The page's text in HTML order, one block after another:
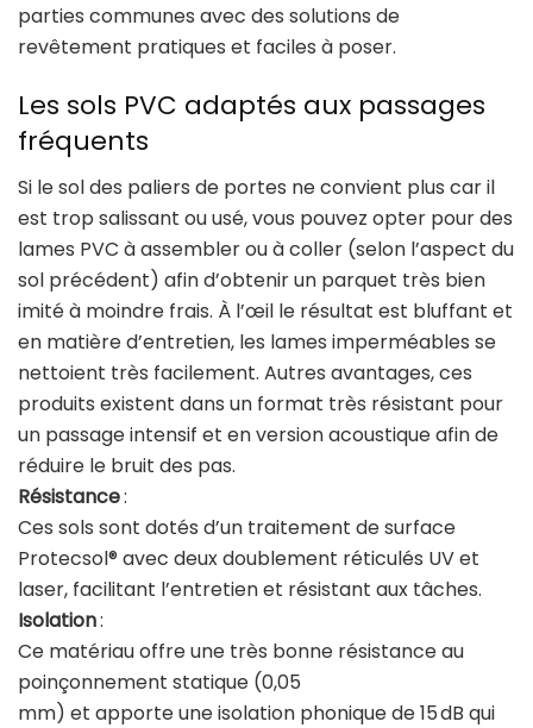
parties communes avec des solutions de
revêtement pratiques et faciles à poser.
Les sols PVC adaptés aux passages
fréquents
Si le sol des paliers de portes ne convient plus car il
est trop salissant ou usé, vous pouvez opter pour des
lames PVC à assembler ou à coller (selon l’aspect du
sol précédent) afin d’obtenir un parquet très bien
imité à moindre frais. À l’œil le résultat est bluffant et
en matière d’entretien, les lames imperméables se
nettoient très facilement. Autres avantages, ces
produits existent dans un format très résistant pour
un passage intensif et en version acoustique afin de
réduire le bruit des pas.
Résistance:
Ces sols sont dotés d’un traitement de surface
Protecsol® avec deux doublement réticulés UV et
laser, facilitant l’entretien et résistant aux tâches.
Isolation:
Ce matériau offre une très bonne résistance au
poinçonnement statique (0,05
mm) et apporte une isolation phonique de 15 dB qui